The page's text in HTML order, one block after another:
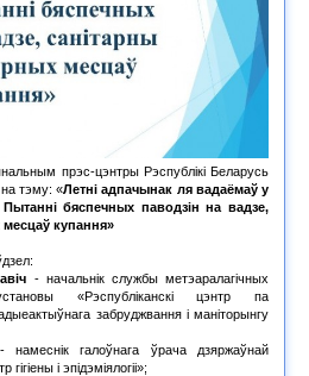
прэс-цэнтры Рэспублікі Беларусь
тэму: «Летні адпачынак ля вадаёмаў у
Пытанні бяспечных паводзін на вадзе,
купання»
- начальнік службы метэаралагічных
«Рэспубліканскі цэнтр па
забруджвання і маніторынгу
- намеснік галоўнага ўрача дзяржаўнай
і эпідэміялогіі»;